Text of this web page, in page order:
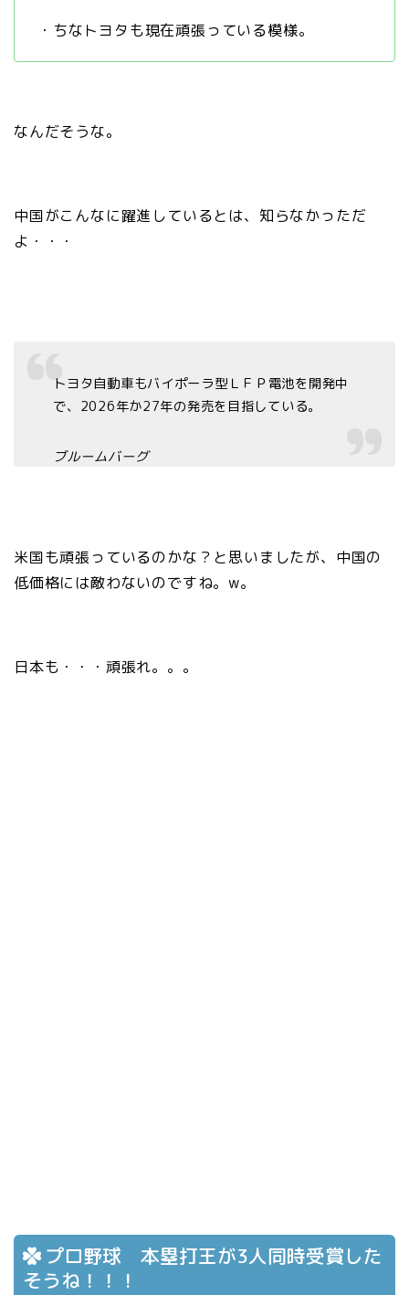
・ちなトヨタも現在頑張っている模様。
なんだそうな。
中国がこんなに躍進しているとは、知らなかっただ
よ・・・
トヨタ自動車もバイポーラ型ＬＦＰ電池を開発中
で、2026年か27年の発売を目指している。
ブルームバーグ
米国も頑張っているのかな？と思いましたが、中国の
低価格には敵わないのですね。w。
日本も・・・頑張れ。。。
プロ野球 本塁打王が3人同時受賞した
そうね！！！